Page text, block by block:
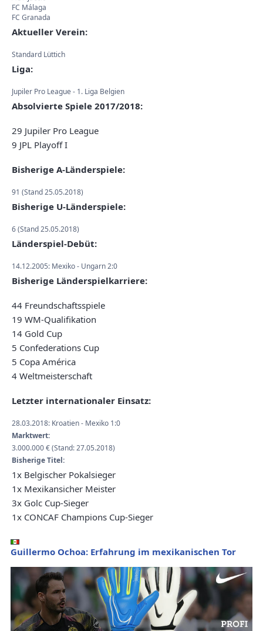
FC Málaga
FC Granada
Aktueller Verein:
Standard Lüttich
Liga:
Jupiler Pro League - 1. Liga Belgien
Absolvierte Spiele 2017/2018:
29 Jupiler Pro League
9 JPL Playoff I
Bisherige A-Länderspiele:
91 (Stand 25.05.2018)
Bisherige U-Länderspiele:
6 (Stand 25.05.2018)
Länderspiel-Debüt:
14.12.2005: Mexiko - Ungarn 2:0
Bisherige Länderspielkarriere:
44 Freundschaftsspiele
19 WM-Qualifikation
14 Gold Cup
5 Confederations Cup
5 Copa América
4 Weltmeisterschaft
Letzter internationaler Einsatz:
28.03.2018: Kroatien - Mexiko 1:0
Marktwert:
3.000.000 € (Stand: 27.05.2018)
Bisherige Titel:
1x Belgischer Pokalsieger
1x Mexikansicher Meister
3x Golc Cup-Sieger
1x CONCAF Champions Cup-Sieger
Guillermo Ochoa: Erfahrung im mexikanischen Tor